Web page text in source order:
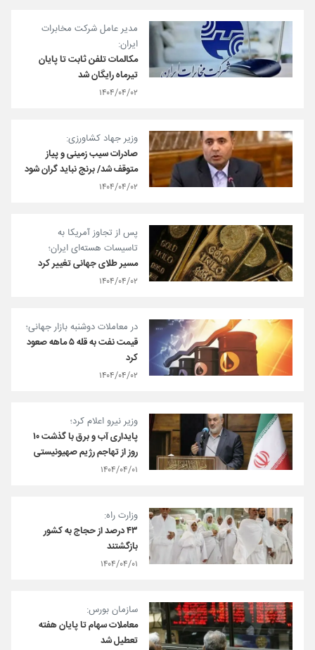
مدیر عامل شرکت مخابرات
ایران:
مکالمات تلفن ثابت تا پایان
تیرماه رایگان شد
۱۴۰۴/۰۴/۰۲
وزیر جهاد کشاورزی:
صادرات سیب زمینی و پیاز
متوقف شد/ برنج نباید گران شود
۱۴۰۴/۰۴/۰۲
پس از تجاوز آمریکا به
تاسیسات هسته‌ای ایران؛
مسیر طلای جهانی تغییر کرد
۱۴۰۴/۰۴/۰۲
در معاملات دوشنبه بازار جهانی؛
قیمت نفت به قله ۵ ماهه صعود
کرد
۱۴۰۴/۰۴/۰۲
وزیر نیرو اعلام کرد؛
پایداری آب و برق با گذشت ۱۰
روز از تهاجم رژیم صهیونیستی
۱۴۰۴/۰۴/۰۱
وزارت راه:
۴۳ درصد از حجاج به کشور
بازگشتند
۱۴۰۴/۰۴/۰۱
سازمان بورس:
معاملات سهام تا پایان هفته
تعطیل شد